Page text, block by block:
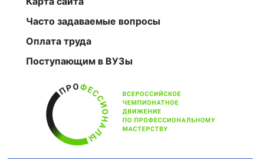
Часто задаваемые вопросы
Оплата труда
Поступающим в ВУЗы